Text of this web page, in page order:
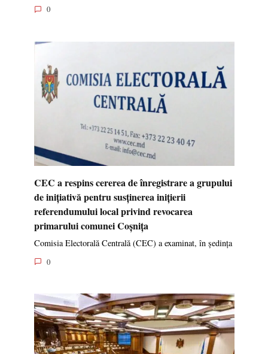
0
CEC a respins cererea de înregistrare a grupului
de inițiativă pentru susținerea inițierii
referendumului local privind revocarea
primarului comunei Coșnița
Comisia Electorală Centrală (CEC) a examinat, în ședința
0